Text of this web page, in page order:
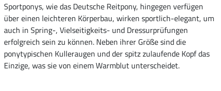
Sportponys, wie das Deutsche Reitpony, hingegen verfügen
über einen leichteren Körperbau, wirken sportlich-elegant, um
auch in Spring-, Vielseitigkeits- und Dressurprüfungen
erfolgreich sein zu können. Neben ihrer Größe sind die
ponytypischen Kulleraugen und der spitz zulaufende Kopf das
Einzige, was sie von einem Warmblut unterscheidet.